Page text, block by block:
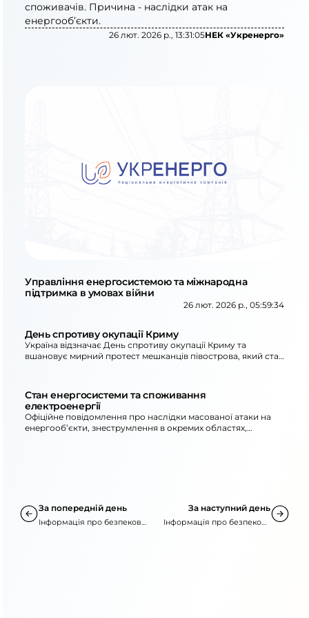
Управління енергосистемою та міжнародна
підтримка в умовах війни
26 лют. 2026 р., 05:59:34
День спротиву окупації Криму
Україна відзначає День спротиву окупації Криму та
вшановує мирний протест мешканців півострова, який став
Стан енергосистеми та споживання
електроенергії
Офіційне повідомлення про наслідки масованої атаки на
енергооб’єкти, знеструмлення в окремих областях,
споживачів. Причина - наслідки атак на
енергооб’єкти.
26 лют. 2026 р., 13:31:05НЕК «Укренерго»
За попередній день
Інформація про безпекову
За наступний день
Інформація про безпекову